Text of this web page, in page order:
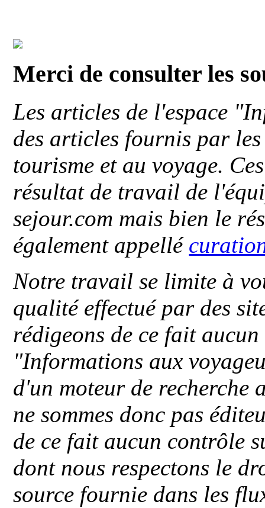
Merci de consulter les
Les articles de l'espace
des articles fournis par
tourisme et au voyage.
résultat de travail de
sejour.com mais bien le
également appellé
Notre travail se limite à
qualité effectué par des
rédigeons de ce fait
"Informations aux
d'un moteur de recherche
ne sommes donc pas
de ce fait aucun contrôle
dont nous respectons le
source fournie dans les